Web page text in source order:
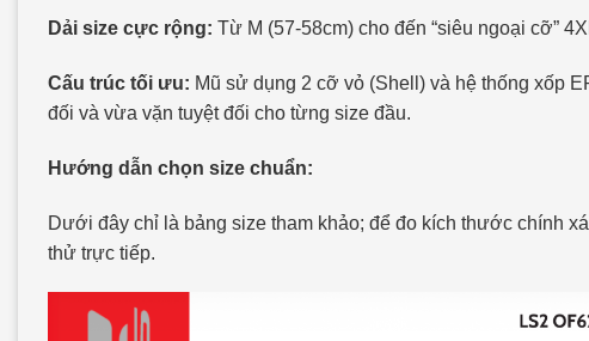
Dải size cực rộng: Từ M (57-58cm) cho đến “siêu ngoại cỡ”
Cấu trúc tối ưu: Mũ sử dụng 2 cỡ vỏ (Shell) và hệ thống xốp
đối và vừa vặn tuyệt đối cho từng size đầu.
Hướng dẫn chọn size chuẩn:
Dưới đây chỉ là bảng size tham khảo; để đo kích thước chính
thử trực tiếp.